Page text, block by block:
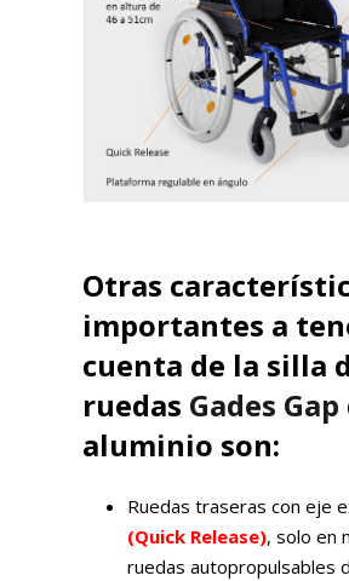
Otras
importantes a
cuenta de la silla
ruedas Gades Gap
aluminio son:
Ruedas traseras con eje
(Quick Release), solo en
ruedas autopropulsables